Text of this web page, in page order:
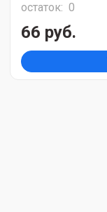
остаток: 0
66 руб.